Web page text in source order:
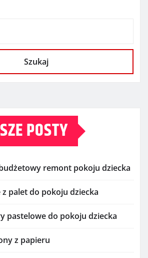
Szukaj
POSTY
remont pokoju dziecka
z palet do pokoju dziecka
pastelowe do pokoju dziecka
z papieru